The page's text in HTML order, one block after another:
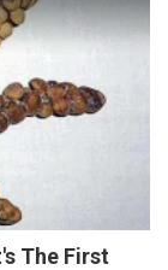
The First